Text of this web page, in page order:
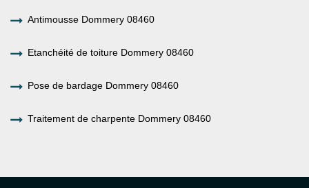
Antimousse Dommery 08460
Etanchéité de toiture Dommery 08460
Pose de bardage Dommery 08460
Traitement de charpente Dommery 08460